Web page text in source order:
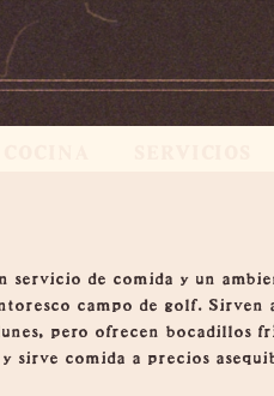
de comida y un
campo de golf. Sirven
pero ofrecen bocadillos
comida a precios